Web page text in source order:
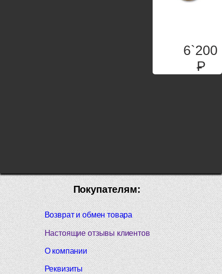
6`200
P
Покупателям:
Возврат и обмен товара
Настоящие отзывы клиентов
О компании
Реквизиты